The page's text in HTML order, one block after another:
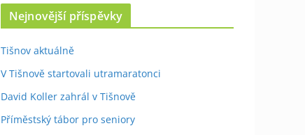
Nejnovější příspěvky
Tišnov aktuálně
V Tišnově startovali utramaratonci
David Koller zahrál v Tišnově
Příměstský tábor pro seniory